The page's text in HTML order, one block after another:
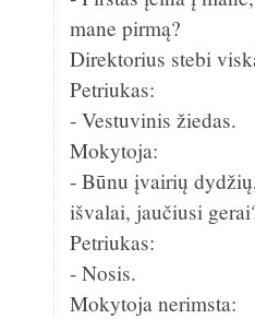
mane pirmą?
Direktorius stebi
Petriukas:
- Vestuvinis žiedas.
Mokytoja:
- Būnu įvairių
išvalai, jaučiusi
Petriukas:
- Nosis.
Mokytoja nerimsta: